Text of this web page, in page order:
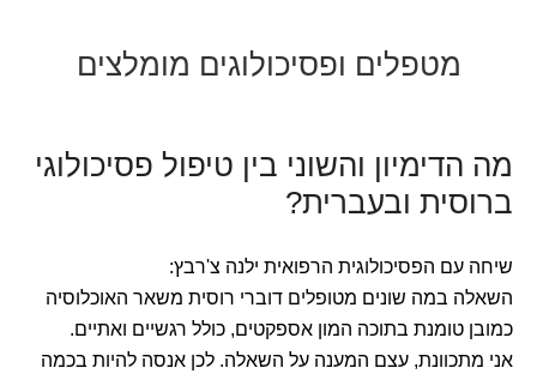
מטפלים ופסיכולוגים מומלצים
מה הדימיון והשוני בין טיפול פסיכולוגי
ברוסית ובעברית?
שיחה עם הפסיכולוגית הרפואית ילנה צ'רבץ:
השאלה במה שונים מטופלים דוברי רוסית משאר האוכלוסיה
כמובן טומנת בתוכה המון אספקטים, כולל רגשיים ואתיים.
אני מתכוונת, עצם המענה על השאלה. לכן אנסה להיות בכמה